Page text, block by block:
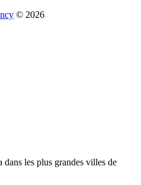
© 2026
dans les plus grandes villes de